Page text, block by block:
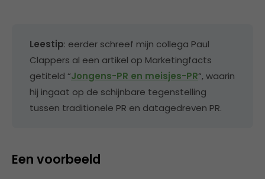
Leestip: eerder schreef mijn collega Paul
Clappers al een artikel op Marketingfacts
getiteld “Jongens-PR en meisjes-PR“, waarin
hij ingaat op de schijnbare tegenstelling
tussen traditionele PR en datagedreven PR.
Een voorbeeld